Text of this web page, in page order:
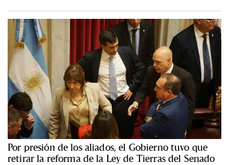
Por presión de los aliados, el Gobierno tuvo que
retirar la reforma de la Ley de Tierras del Senado